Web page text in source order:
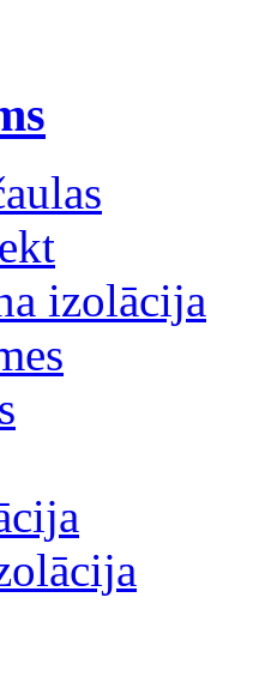
izolācija